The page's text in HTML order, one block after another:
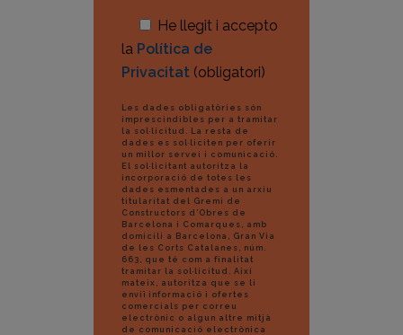
He llegit i accepto
la Política de
Privacitat (obligatori)
Les dades obligatòries són
imprescindibles per a tramitar
la sol·licitud. La resta de
dades es sol·liciten per oferir
un millor servei i comunicació.
El sol·licitant autoritza la
incorporació de totes les
dades esmentades a un arxiu
titularitat del Gremi de
Constructors d’Obres de
Barcelona i Comarques, amb
domicili a Barcelona, Gran Via
de les Corts Catalanes, núm.
663, que té com a finalitat
tramitar la sol·licitud. Així
mateix, autoritza que se li
enviï informació i ofertes
comercials per correu
electrònic o algun altre mitjà
de comunicació electrònica